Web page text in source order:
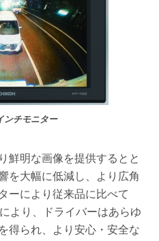
チモニター
鮮明な画像を提供するとと
を大幅に低減し、より広角
ーにより従来品に比べて
より、ドライバーはあらゆ
得られ、より安心・安全な